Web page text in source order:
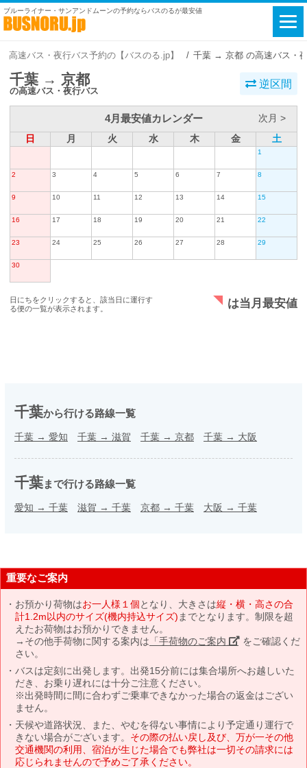
ブルーライナー・サンアンドムーンの予約ならバスのるが最安値
高速バス・夜行バス予約の【バスのる.jp】 千葉 → 京都 の高速バス・
千葉 → 京都
の高速バス・夜行バス
逆区間
4月最安値カレンダー
次月 >
日
月 火 水 木 金 土
1
2 3 4 5 6 7 8
9 10 11 12 13 14 15
16 17 18 19 20 21 22
23 24 25 26 27 28 29
30
日にちをクリックすると、該当日に運行す
る便の一覧が表示されます。
は当月最安値
千葉から行ける路線一覧
千葉 → 愛知 千葉 → 滋賀 千葉 → 京都 千葉 → 大阪
千葉まで行ける路線一覧
愛知 → 千葉 滋賀 → 千葉 京都 → 千葉 大阪 → 千葉
重要なご案内
お預かり荷物はお一人様１個となり、大きさは縦・横・高さの合
計1.2m以内のサイズ(機内持込サイズ) までとなります。制限を超
えたお荷物はお預かりできません。
→その他手荷物に関する案内は 「手荷物のご案内」 をご確認くだ
さい。
バスは定刻に出発します。出発15分前には集合場所へお越しいた
だき、お乗り遅れには十分ご注意ください。
※出発時間に間に合わずご乗車できなかった場合の返金はござい
ません。
天候や道路状況、また、やむを得ない事情により予定通り運行で
きない場合がございます。 その際の払い戻し及び、万が一その他
交通機関の利用、宿泊が生じた場合でも弊社は一切その請求には
応じられませんので予めご了承ください。